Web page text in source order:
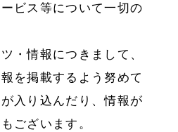
ビス等について一切の
・情報につきまして、
を掲載するよう努めて
入り込んだり、情報が
ございます。